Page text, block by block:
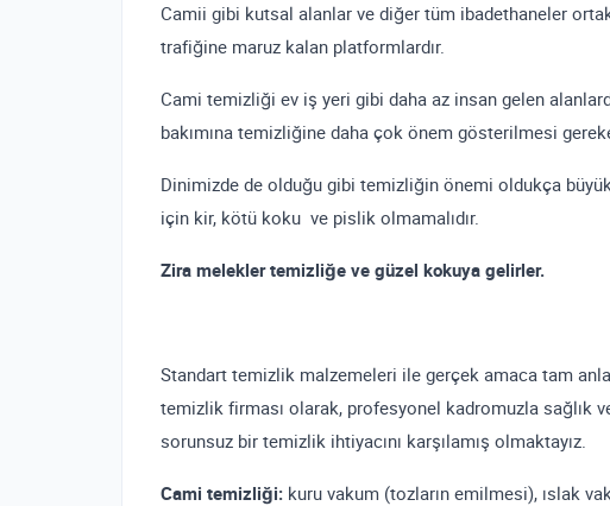
Camii gibi kutsal alanlar ve diğer tüm ibadethaneler
trafiğine maruz kalan platformlardır.
Cami temizliği ev iş yeri gibi daha az insan gelen
bakımına temizliğine daha çok önem gösterilmesi
Dinimizde de olduğu gibi temizliğin önemi oldukça
için kir, kötü koku ve pislik olmamalıdır.
Zira melekler temizliğe ve güzel kokuya gelirler.
Standart temizlik malzemeleri ile gerçek amaca tam
temizlik firması olarak, profesyonel kadromuzla sağlık
sorunsuz bir temizlik ihtiyacını karşılamış olmaktayız.
Cami temizliği: kuru vakum (tozların emilmesi), ıslak